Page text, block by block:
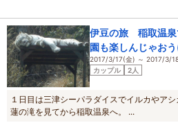
伊豆の旅 稲取温
園も楽しんじゃお
2017/3/17(金) ～ 2017/3/
カップル
2人
１日目は三津シーパラダイスでイルカやア
蓮の滝を見てから稲取温泉へ。 ...